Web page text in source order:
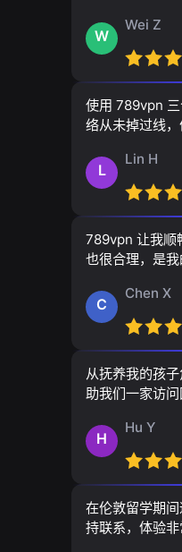
W
Wei Z
使用 789vpn
络从未掉过线，
L
Lin H
789vpn 让我顺
也很合理，是我
C
Chen X
从抚养我的孩
助我们一家访问
H
Hu Y
在伦敦留学期
持联系，体验非